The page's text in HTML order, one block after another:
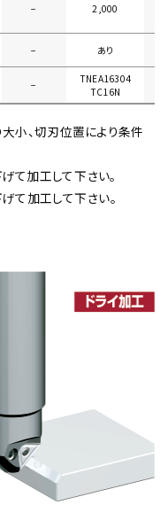
− 2,000
− あり
−
TNEA16304
TC16N
小、切刃位置により条件
て加工して下さい。
加工して下さい。